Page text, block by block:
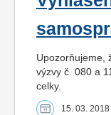
Upozorňujeme,
výzvy č. 080 a
celky.
15. 03. 2018